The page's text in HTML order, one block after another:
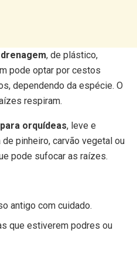
, de plástico,
pode optar por cestos
dependendo da espécie. O
respiram.
orquídeas, leve e
pinheiro, carvão vegetal ou
pode sufocar as raízes.
antigo com cuidado.
que estiverem podres ou